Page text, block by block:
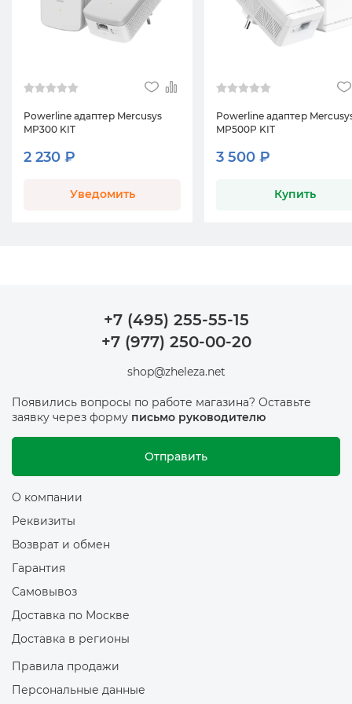
Powerline адаптер Mercusys
MP300 KIT
2 230 ₽
Уведомить
Powerline адаптер
MP500P KIT
3 500 ₽
Купить
+7 (495) 255-55-15
+7 (977) 250-00-20
shop@zheleza.net
Появились вопросы по работе магазина? Оставьте
заявку через форму письмо руководителю
Отправить
О компании
Реквизиты
Возврат и обмен
Гарантия
Самовывоз
Доставка по Москве
Доставка в регионы
Правила продажи
Персональные данные